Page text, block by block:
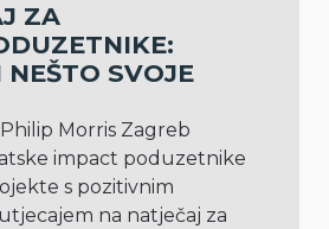
ZA
NEŠTO SVOJE
Morris Zagreb
impact poduzetnike
s pozitivnim